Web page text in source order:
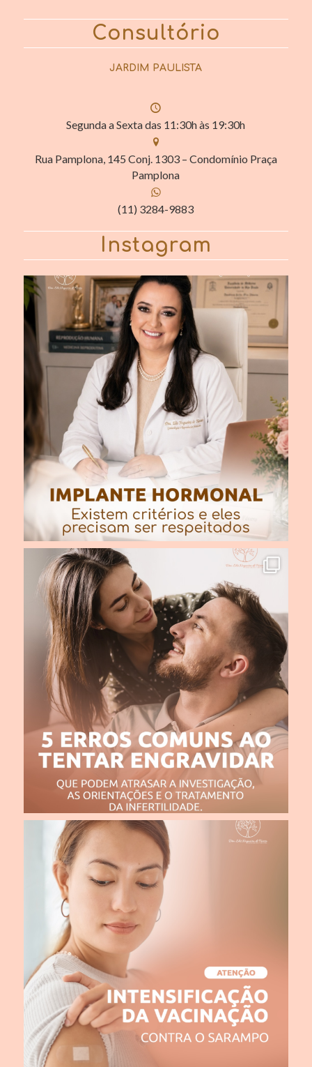
Consultório
JARDIM PAULISTA
Segunda a Sexta das 11:30h às 19:30h
Rua Pamplona, 145 Conj. 1303 – Condomínio Praça
Pamplona
(11) 3284-9883
Instagram